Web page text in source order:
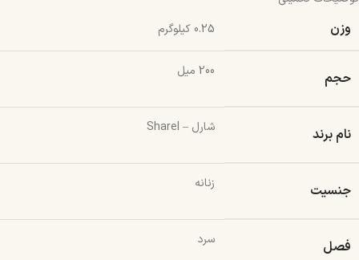
وزن 0.25 کیلوگرم
حجم 200 میل
نام برند شارل – Sharel
جنسیت زنانه
فصل سرد